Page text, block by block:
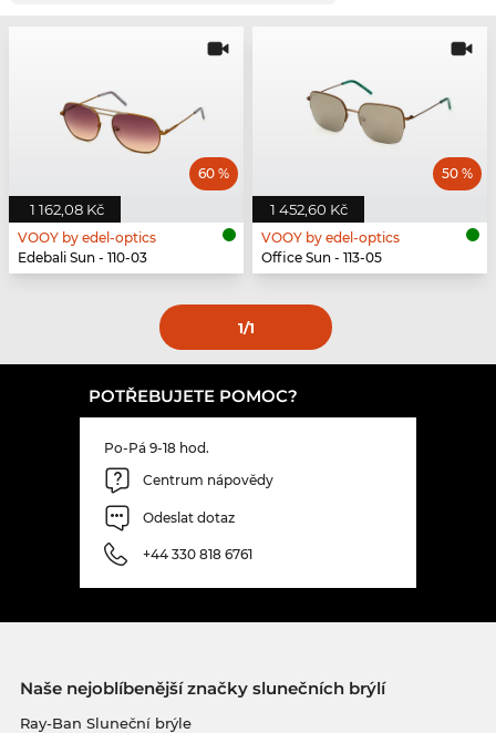
1 162,08 Kč
60 %
VOOY by edel-optics
Edebali Sun - 110-03
1 452,60 Kč
50 %
VOOY by edel-optics
Office Sun - 113-05
1/1
POTŘEBUJETE POMOC?
Po-Pá 9-18 hod.
Centrum nápovědy
Odeslat dotaz
+44 330 818 6761
Naše nejoblíbenější značky slunečních brýlí
Ray-Ban Sluneční brýle